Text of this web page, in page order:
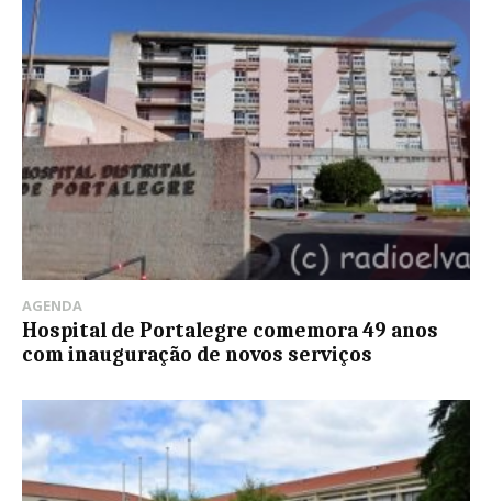
AGENDA
Hospital de Portalegre comemora 49 anos
com inauguração de novos serviços